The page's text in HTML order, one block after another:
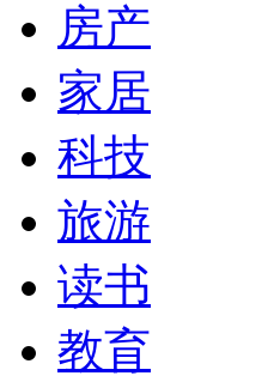
房产
家居
科技
旅游
读书
教育